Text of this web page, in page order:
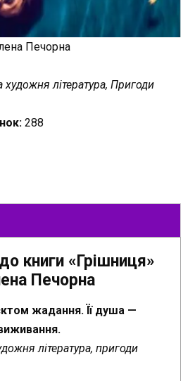
Печорна
художня література, Пригоди
288
книги «Грішниця»
Печорна
жадання. Її душа —
література, пригоди